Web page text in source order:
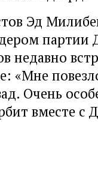
Эд
партии
недавно
«Мне
Очень
вместе